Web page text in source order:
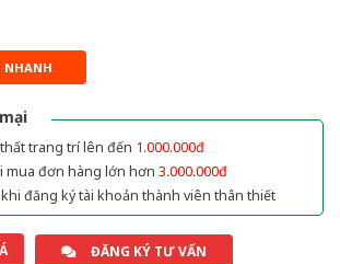
NHANH
trang trí lên đến 1.000.000đ
mua đơn hàng lớn hơn 3.000.000đ
đăng ký tài khoản thành viên thân thiết
ĐĂNG KÝ TƯ VẤN